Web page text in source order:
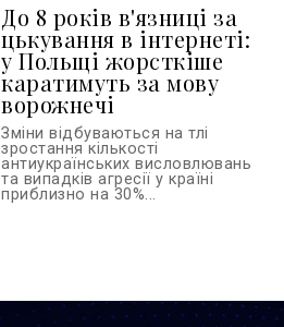
До 8 років в'язниці за
цькування в інтернеті:
у Польщі жорсткіше
каратимуть за мову
ворожнечі
Зміни відбуваються на тлі
зростання кількості
антиукраїнських висловлювань
та випадків агресії у країні
приблизно на 30%...